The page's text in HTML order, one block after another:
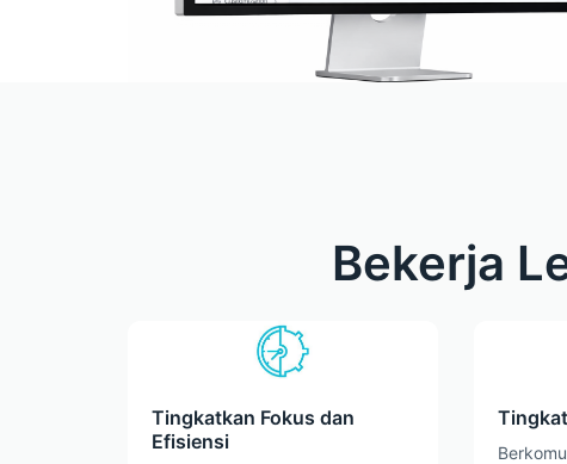
Bekerja
Tingkatkan Fokus dan
Efisiensi